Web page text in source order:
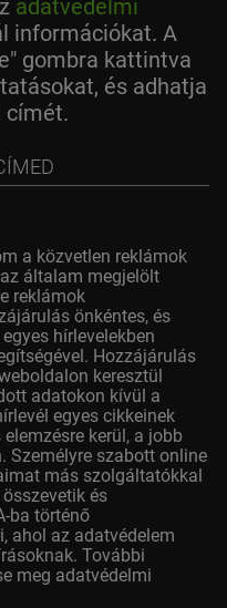
adatvédelmi
információkat. A
gombra kattintva
és adhatja
címét.
a közvetlen reklámok
általam megjelölt
reklámok
önkéntes, és
hírlevelekben
Hozzájárulás
keresztül
adatokon kívül a
egyes cikkeinek
kerül, a jobb
Személyre szabott online
más szolgáltatókkal
és
ba történő
ahol az adatvédelem
További
meg adatvédelmi